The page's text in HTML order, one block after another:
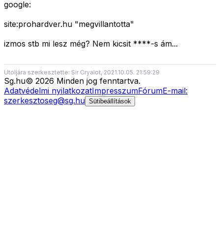
google:
site:prohardver.hu "megvillantotta"
izmos stb mi lesz még? Nem kicsit ****-s ám...
Utoljára szerkesztette: Sir Cryalot, 2021.10.05. 21:59:29
Sg.hu© 2026 Minden jog fenntartva.
Adatvédelmi nyilatkozatImpresszumFórumE-mail:
szerkesztoseg@sg.hu Sütibeállítások